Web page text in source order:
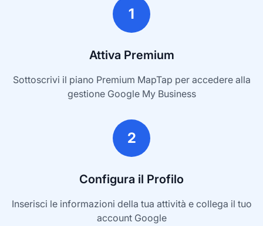
1
Attiva Premium
Sottoscrivi il piano Premium MapTap per accedere alla
gestione Google My Business
2
Configura il Profilo
Inserisci le informazioni della tua attività e collega il tuo
account Google